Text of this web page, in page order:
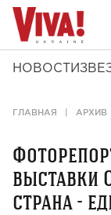
НОВОСТИ
ГЛАВНАЯ АРХИВ
выставки
страна -